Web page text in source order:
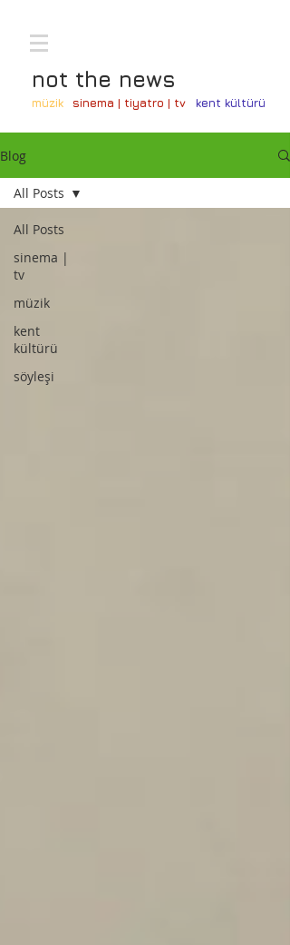
not the news
müzik sinema | tiyatro | tv kent kültürü
Blog
All Posts
sinema |
tv
müzik
kent
kültürü
söyleşi
All Posts